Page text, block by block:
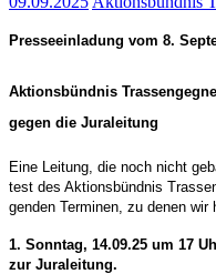
Pres­se­ein­la­dung vom 8.
Akti­ons­bünd­nis
gegen die Juraleitung
Eine Lei­tung, die noch nicht
test des Akti­ons­bünd­nis
gen­den Ter­mi­nen, zu denen wir
1. Sonn­tag, 14.09.25 um 17
zur Juraleitung.